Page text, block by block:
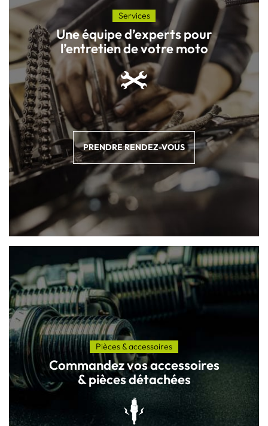
Services
Une équipe d’experts pour
l’entretien de votre moto
PRENDRE RENDEZ-VOUS
Pièces & accessoires
Commandez vos accessoires
& pièces détachées